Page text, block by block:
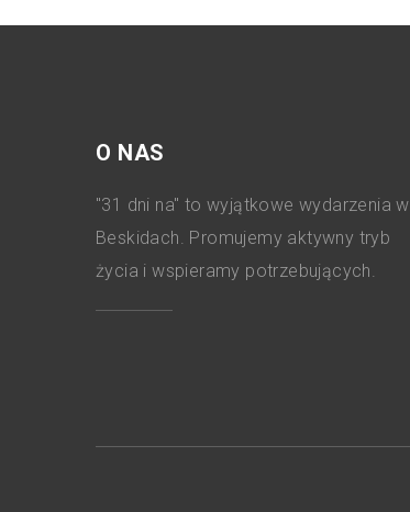
O NAS
"31 dni na" to wyjątkowe wydarzenia w
Beskidach. Promujemy aktywny tryb
życia i wspieramy potrzebujących.